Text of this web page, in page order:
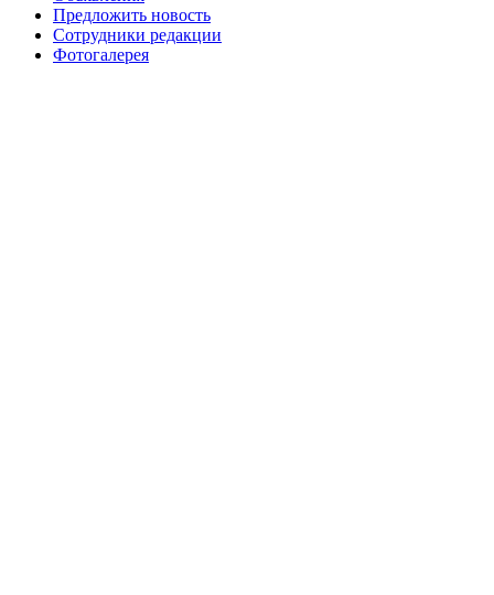
Предложить новость
Сотрудники редакции
Фотогалерея